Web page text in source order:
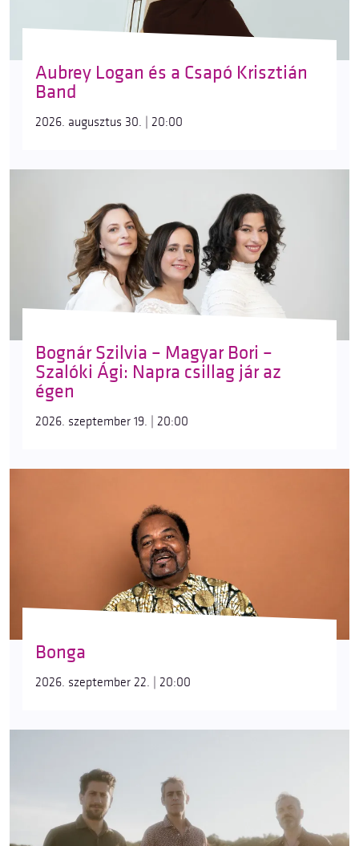
Aubrey Logan és a Csapó Krisztián
Band
2026. augusztus 30. | 20:00
Bognár Szilvia – Magyar Bori –
Szalóki Ági: Napra csillag jár az
égen
2026. szeptember 19. | 20:00
Bonga
2026. szeptember 22. | 20:00